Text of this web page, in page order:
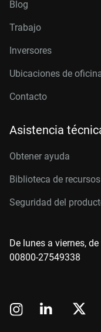
Blog
Trabajo
Inversores
Ubicaciones de
Contacto
Asistencia
Obtener ayuda
Biblioteca de recursos
Seguridad del
De lunes a viernes,
00800-27549338